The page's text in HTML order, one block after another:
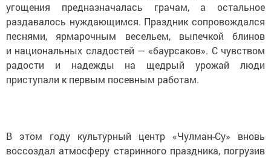
угощения предназначалась грачам, а остальное
раздавалось нуждающимся. Праздник сопровождался
песнями, ярмарочным весельем, выпечкой блинов
и национальных сладостей — «баурсаков». С чувством
радости и надежды на щедрый урожай люди
приступали к первым посевным работам.
В этом году культурный центр «Чулман-Су» вновь
воссоздал атмосферу старинного праздника, погрузив